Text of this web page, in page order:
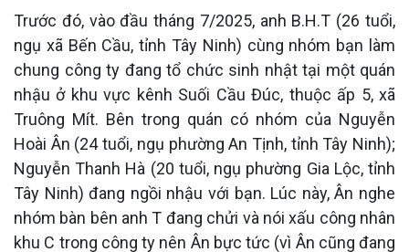
Trước đó, vào đầu tháng 7/2025, anh B.H.T (26 tuổi,
ngụ xã Bến Cầu, tỉnh Tây Ninh) cùng nhóm bạn làm
chung công ty đang tổ chức sinh nhật tại một quán
nhậu ở khu vực kênh Suối Cầu Đúc, thuộc ấp 5, xã
Truông Mít. Bên trong quán có nhóm của Nguyễn
Hoài Ân (24 tuổi, ngụ phường An Tịnh, tỉnh Tây Ninh);
Nguyễn Thanh Hà (20 tuổi, ngụ phường Gia Lộc, tỉnh
Tây Ninh) đang ngồi nhậu với bạn. Lúc này, Ân nghe
nhóm bàn bên anh T đang chửi và nói xấu công nhân
khu C trong công ty nên Ân bực tức (vì Ân cũng đang